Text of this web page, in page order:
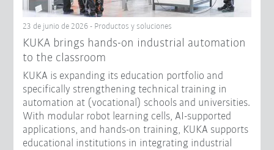
23 de junio de 2026 - Productos y soluciones
KUKA brings hands-on industrial automation
to the classroom
KUKA is expanding its education portfolio and
specifically strengthening technical training in
automation at (vocational) schools and universities.
With modular robot learning cells, AI-supported
applications, and hands-on training, KUKA supports
educational institutions in integrating industrial